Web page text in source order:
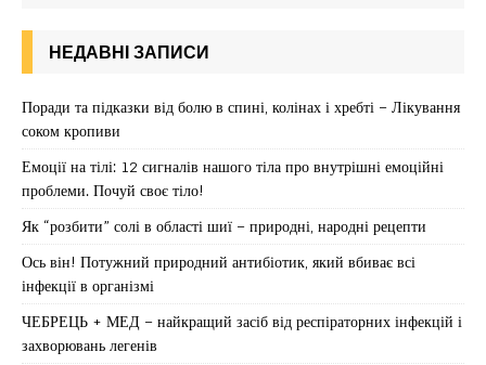
НЕДАВНІ ЗАПИСИ
Поради та підказки від болю в спині, колінах і хребті – Лікування
соком кропиви
Емоції на тілі: 12 сигналів нашого тіла про внутрішні емоційні
проблеми. Почуй своє тіло!
Як “розбити” солі в області шиї – природні, народні рецепти
Ось він! Потужний природний антибіотик, який вбиває всі
інфекції в організмі
ЧЕБРЕЦЬ + МЕД – найкращий засіб від респіраторних інфекцій і
захворювань легенів